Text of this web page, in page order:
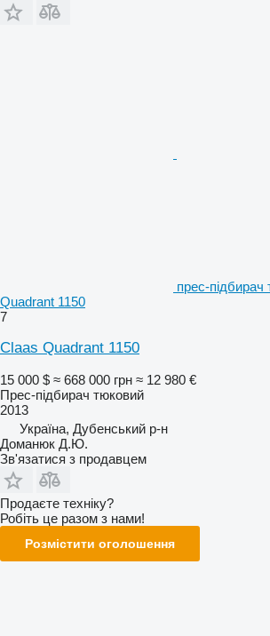
прес-
Quadrant 1150
7
Claas Quadrant 1150
15 000 $ ≈ 668 000 грн ≈ 12 980 €
Прес-підбирач тюковий
2013
Україна, Дубенський р-н
Доманюк Д.Ю.
Зв'язатися з продавцем
Продаєте техніку?
Робіть це разом з нами!
Розмістити оголошення